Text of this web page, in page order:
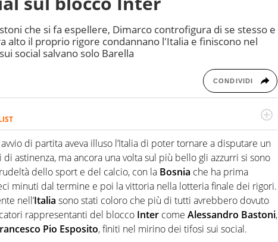
che si fa espellere, Dimarco controfigura di se stesso e
alto il proprio rigore condannano l'Italia e finiscono nel
social salvano solo Barella
CONDIVIDI
approccio personale e professionale. Ama raccontare lo sport
sul tempo reale: la verità della dirette non sono opinioni
di partita aveva illuso l’Italia di poter tornare a disputare un
astinenza, ma ancora una volta sul più bello gli azzurri si sono
dello sport e del calcio, con la Bosnia che ha prima
minuti dal termine e poi la vittoria nella lotteria finale dei rigori.
nell’Italia sono stati coloro che più di tutti avrebbero dovuto
rappresentanti del blocco Inter come Alessandro Bastoni,
Pio Esposito, finiti nel mirino dei tifosi sui social.